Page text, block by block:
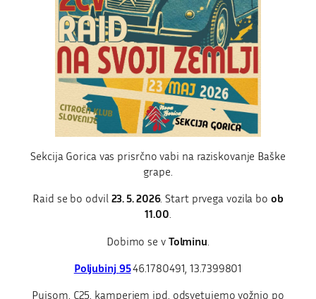
Sekcija Gorica vas prisrčno vabi na raziskovanje Baške
grape.
Raid se bo odvil 23. 5. 2026. Start prvega vozila bo ob
11.00.
Dobimo se v Tolminu
Poljubinj 9546.1780491, 13.7399801
Pujsom, C25, kamperjem ipd. odsvetujemo vožnjo po